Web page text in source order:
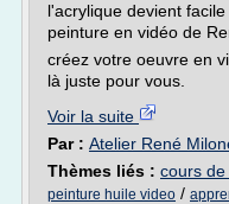
l'acrylique devient
peinture en vidéo de
créez votre oeuvre en
là juste pour vous.
Voir la suite
Par : Atelier René
Thèmes liés : cours
peinture huile video /